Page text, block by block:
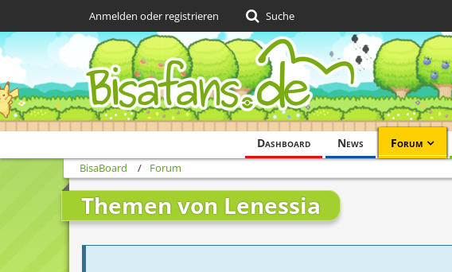
Dashboard News Forum
Anmelden oder registrieren Suche
BisaBoard Forum
Themen von Lenessia